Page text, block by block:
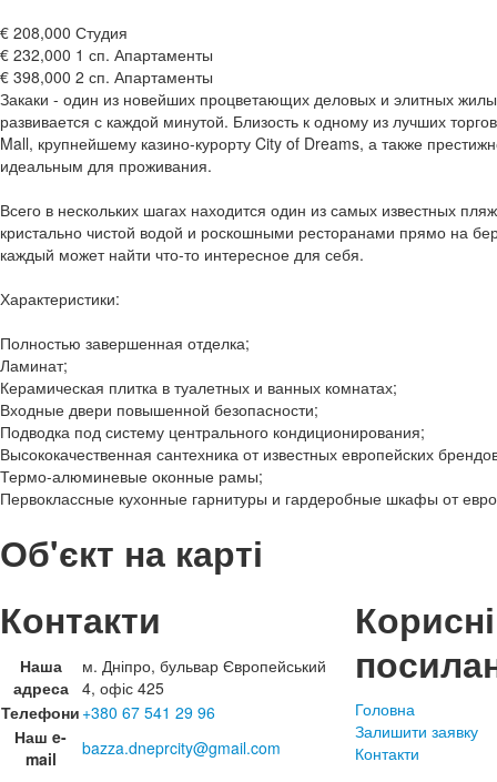
€ 208,000 Студия
€ 232,000 1 сп. Апартаменты
€ 398,000 2 сп. Апартаменты
Закаки - один из новейших процветающих деловых и элитных
развивается с каждой минутой. Близость к одному из лучших
Mall, крупнейшему казино-курорту City of Dreams, а также
идеальным для проживания.
Всего в нескольких шагах находится один из самых известных
кристально чистой водой и роскошными ресторанами прямо на
каждый может найти что-то интересное для себя.
Характеристики:
Полностью завершенная отделка;
Ламинат;
Керамическая плитка в туалетных и ванных комнатах;
Входные двери повышенной безопасности;
Подводка под систему центрального кондиционирования;
Высококачественная сантехника от известных европейских
Термо-алюминевые оконные рамы;
Первоклассные кухонные гарнитуры и гардеробные шкафы от
Об'єкт на карті
Контакти
Наша
адреса
м. Дніпро, бульвар Європейський
4, офіс 425
Телефони +380 67 541 29 96
Наш e-
mail
bazza.dneprcity@gmail.com
Корисні
Головна
Залишити заявку
Контакти